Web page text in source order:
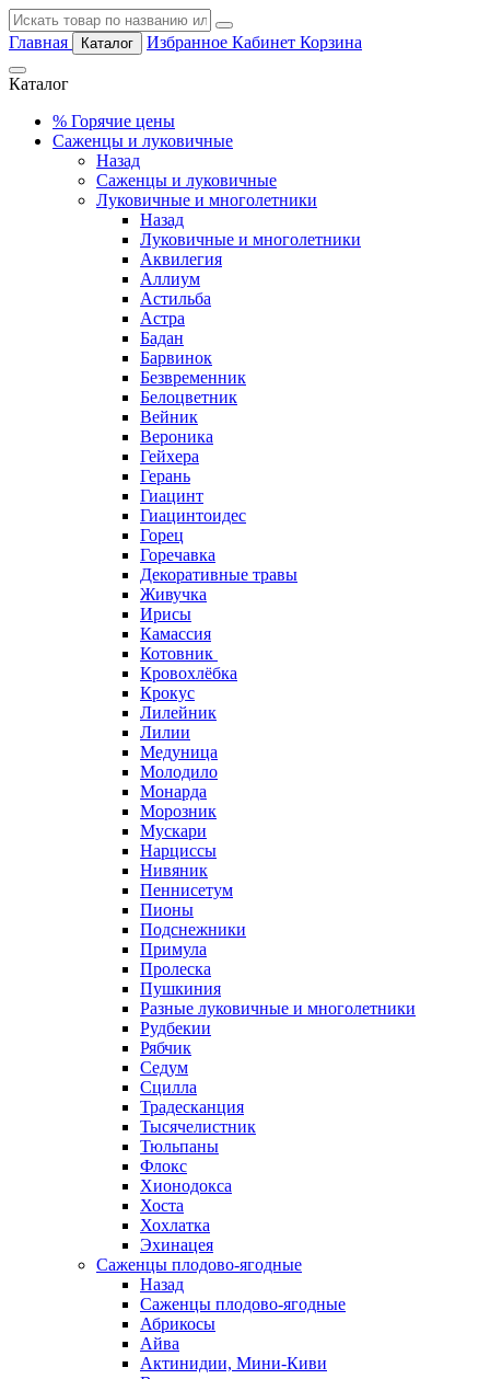
Главная Каталог Избранное Кабинет Корзина
Каталог
% Горячие цены
Саженцы и луковичные
Назад
Саженцы и луковичные
Луковичные и многолетники
Назад
Луковичные и многолетники
Аквилегия
Аллиум
Астильба
Астра
Бадан
Барвинок
Безвременник
Белоцветник
Вейник
Вероника
Гейхера
Герань
Гиацинт
Гиацинтоидес
Горец
Горечавка
Декоративные травы
Живучка
Ирисы
Камассия
Котовник
Кровохлёбка
Крокус
Лилейник
Лилии
Медуница
Молодило
Монарда
Морозник
Мускари
Нарциссы
Нивяник
Пеннисетум
Пионы
Подснежники
Примула
Пролеска
Пушкиния
Разные луковичные и многолетники
Рудбекии
Рябчик
Седум
Сцилла
Традесканция
Тысячелистник
Тюльпаны
Флокс
Хионодокса
Хоста
Хохлатка
Эхинацея
Саженцы плодово-ягодные
Назад
Саженцы плодово-ягодные
Абрикосы
Айва
Актинидии, Мини-Киви